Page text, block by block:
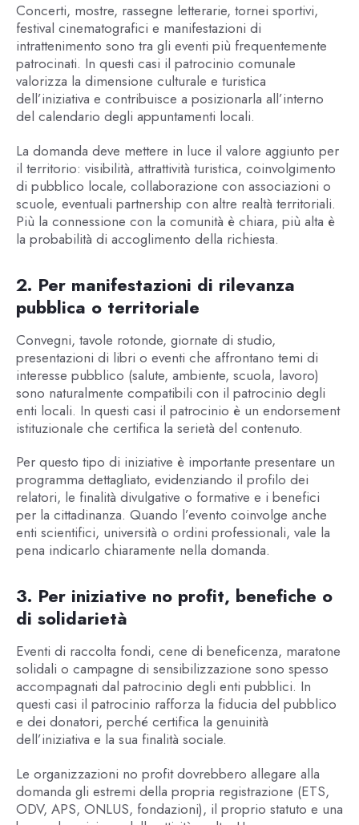
Concerti, mostre, rassegne letterarie, tornei sportivi,
festival cinematografici e manifestazioni di
intrattenimento sono tra gli eventi più frequentemente
patrocinati. In questi casi il patrocinio comunale
valorizza la dimensione culturale e turistica
dell’iniziativa e contribuisce a posizionarla all’interno
del calendario degli appuntamenti locali.
La domanda deve mettere in luce il valore aggiunto per
il territorio: visibilità, attrattività turistica, coinvolgimento
di pubblico locale, collaborazione con associazioni o
scuole, eventuali partnership con altre realtà territoriali.
Più la connessione con la comunità è chiara, più alta è
la probabilità di accoglimento della richiesta.
2. Per manifestazioni di rilevanza
pubblica o territoriale
Convegni, tavole rotonde, giornate di studio,
presentazioni di libri o eventi che affrontano temi di
interesse pubblico (salute, ambiente, scuola, lavoro)
sono naturalmente compatibili con il patrocinio degli
enti locali. In questi casi il patrocinio è un endorsement
istituzionale che certifica la serietà del contenuto.
Per questo tipo di iniziative è importante presentare un
programma dettagliato, evidenziando il profilo dei
relatori, le finalità divulgative o formative e i benefici
per la cittadinanza. Quando l’evento coinvolge anche
enti scientifici, università o ordini professionali, vale la
pena indicarlo chiaramente nella domanda.
3. Per iniziative no profit, benefiche o
di solidarietà
Eventi di raccolta fondi, cene di beneficenza, maratone
solidali o campagne di sensibilizzazione sono spesso
accompagnati dal patrocinio degli enti pubblici. In
questi casi il patrocinio rafforza la fiducia del pubblico
e dei donatori, perché certifica la genuinità
dell’iniziativa e la sua finalità sociale.
Le organizzazioni no profit dovrebbero allegare alla
domanda gli estremi della propria registrazione (ETS,
ODV, APS, ONLUS, fondazioni), il proprio statuto e una